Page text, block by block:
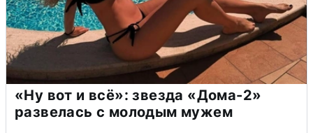
«Ну вот и всё»: звезда «Дома-2»
развелась с молодым мужем